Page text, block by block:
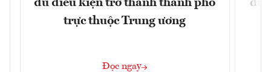
đủ điều kiện trở thành thành phố
trực thuộc Trung ương
Đọc ngay
dư